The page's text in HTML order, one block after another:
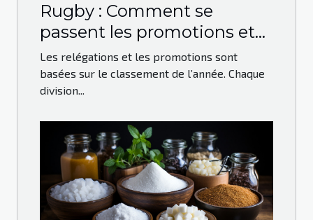
Rugby : Comment se
passent les promotions et
les relégations ?
Les relégations et les promotions sont
basées sur le classement de l’année. Chaque
division...